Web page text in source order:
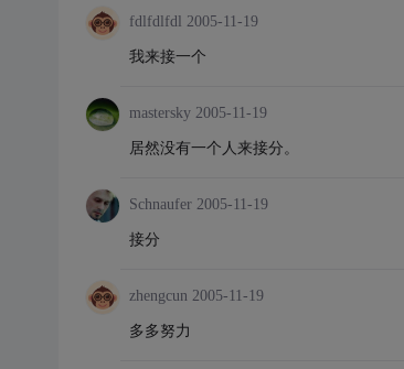
fdlfdlfdl 2005-11-19
我来接一个
mastersky 2005-11-19
居然没有一个人来接分。
Schnaufer 2005-11-19
接分
zhengcun 2005-11-19
多多努力